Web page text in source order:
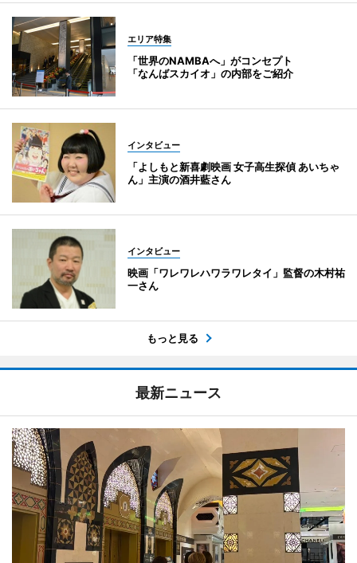
エリア特集
「世界のNAMBAへ」がコンセプト
「なんばスカイオ」の内部をご紹介
インタビュー
「よしもと新喜劇映画 女子高生探偵 あいちゃ
ん」主演の酒井藍さん
インタビュー
映画「ワレワレハワラワレタイ」監督の木村祐
一さん
もっと見る
最新ニュース